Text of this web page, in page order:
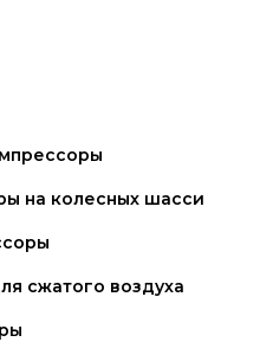
на колесных шасси
сжатого воздуха